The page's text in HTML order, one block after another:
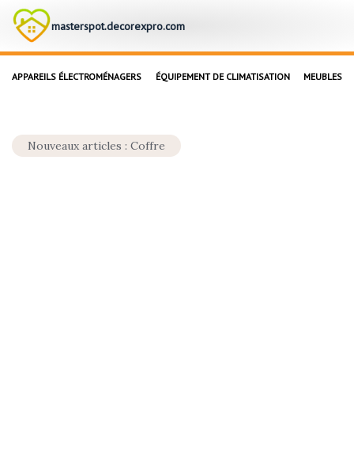
masterspot.decorexpro.com
APPAREILS ÉLECTROMÉNAGERS ÉQUIPEMENT DE CLIMATISATION MEUBLES
Nouveaux articles : Coffre